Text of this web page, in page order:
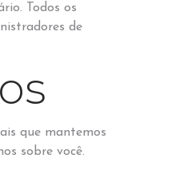
Todos os
de
que mantemos
sobre você.